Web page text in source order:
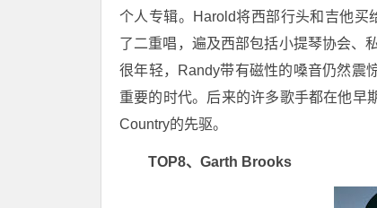
个人专辑。Harold将西部行头和吉他买
了二重唱，遍及西部包括小提琴协会
很年轻，Randy带有磁性的嗓音仍然震
重要的时代。后来的许多歌手都在他早
Country的先驱。
TOP8、Garth Brooks